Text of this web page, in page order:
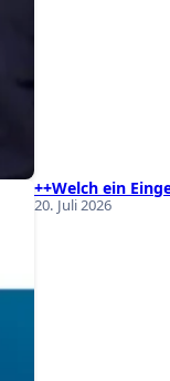
++Welch ein
20. Juli 2026